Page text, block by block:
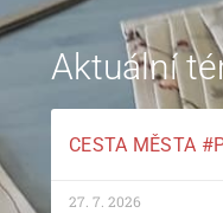
Aktuální
CESTA MĚSTA
27. 7. 2026